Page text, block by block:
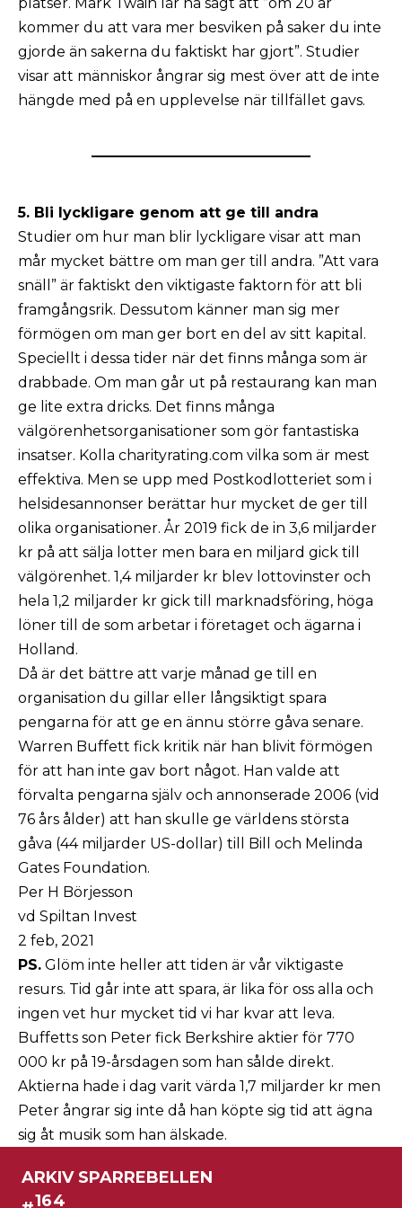
kommer du att vara mer besviken på saker du inte
gjorde än sakerna du faktiskt har gjort”. Studier
visar att människor ångrar sig mest över att de inte
hängde med på en upplevelse när tillfället gavs.
5. Bli lyckligare genom att ge till andra
Studier om hur man blir lyckligare visar att man
mår mycket bättre om man ger till andra. ”Att vara
snäll” är faktiskt den viktigaste faktorn för att bli
framgångsrik. Dessutom känner man sig mer
förmögen om man ger bort en del av sitt kapital.
Speciellt i dessa tider när det finns många som är
drabbade. Om man går ut på restaurang kan man
ge lite extra dricks. Det finns många
välgörenhetsorganisationer som gör fantastiska
insatser. Kolla charityrating.com vilka som är mest
effektiva. Men se upp med Postkodlotteriet som i
helsidesannonser berättar hur mycket de ger till
olika organisationer. År 2019 fick de in 3,6 miljarder
kr på att sälja lotter men bara en miljard gick till
välgörenhet. 1,4 miljarder kr blev lottovinster och
hela 1,2 miljarder kr gick till marknadsföring, höga
löner till de som arbetar i företaget och ägarna i
Holland.
Då är det bättre att varje månad ge till en
organisation du gillar eller långsiktigt spara
pengarna för att ge en ännu större gåva senare.
Warren Buffett fick kritik när han blivit förmögen
för att han inte gav bort något. Han valde att
förvalta pengarna själv och annonserade 2006 (vid
76 års ålder) att han skulle ge världens största
gåva (44 miljarder US-dollar) till Bill och Melinda
Gates Foundation.
Per H Börjesson
vd Spiltan Invest
2 feb, 2021
PS. Glöm inte heller att tiden är vår viktigaste
resurs. Tid går inte att spara, är lika för oss alla och
ingen vet hur mycket tid vi har kvar att leva.
Buffetts son Peter fick Berkshire aktier för 770
000 kr på 19-årsdagen som han sålde direkt.
Aktierna hade i dag varit värda 1,7 miljarder kr men
Peter ångrar sig inte då han köpte sig tid att ägna
sig åt musik som han älskade.
ARKIV SPARREBELLEN
164